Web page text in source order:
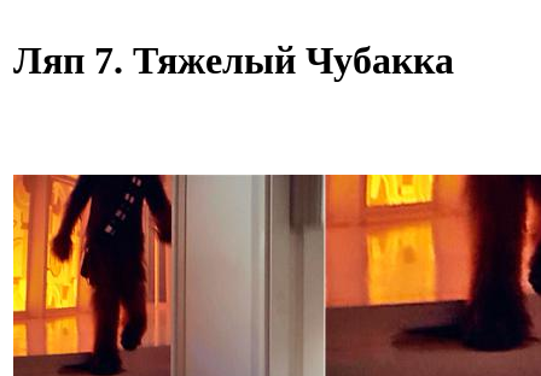
Ляп 7. Тяжелый Чубакка